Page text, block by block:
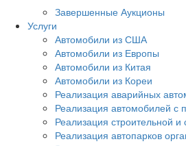
Завершенные Аукционы
Услуги
Автомобили из США
Автомобили из Европы
Автомобили из Китая
Автомобили из Кореи
Реализация аварийных
Реализация автомобилей с
Реализация строительной и
Реализация автопарков